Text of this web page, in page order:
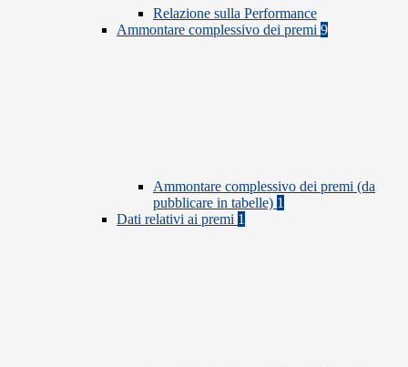
Relazione sulla Performance
Ammontare complessivo dei premi 9
Ammontare complessivo dei premi (da
pubblicare in tabelle) 1
Dati relativi ai premi 1